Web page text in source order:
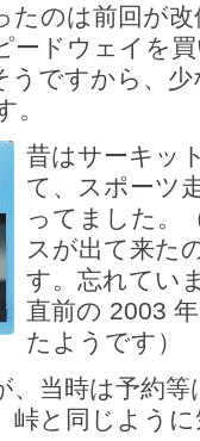
たのは前回が
ードウェイを
ですから、
昔はサーキッ
て、スポーツ
ってました。
スが出て来た
す。忘れてい
直前の 2003
たようです）
当時は予約
峠と同じよう